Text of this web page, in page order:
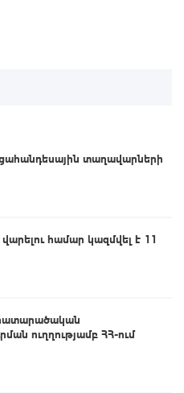
տաղավարների
համար կազմվել է 11
ուղղությամբ ՀՀ-ում